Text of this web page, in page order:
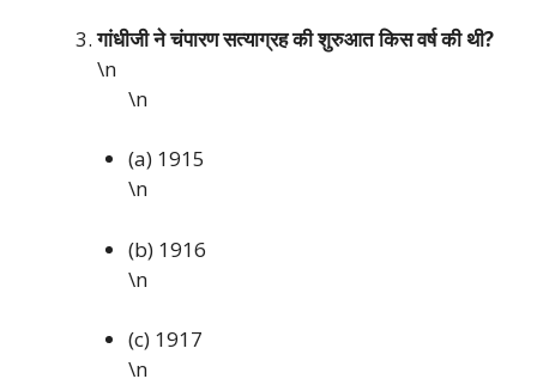
गांधीजी ने चंपारण सत्याग्रह की शुरुआत किस वर्ष की थी?
\n
\n
(a) 1915
\n
(b) 1916
\n
(c) 1917
\n